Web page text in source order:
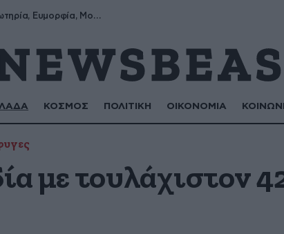
Σωτήρης, Σωτηρία, Ευμορφία, Μορφούλα
ΚΟΣΜΟΣ ΠΟΛΙΤΙΚΗ ΟΙΚΟΝΟΜΙΑ
με τουλάχιστον